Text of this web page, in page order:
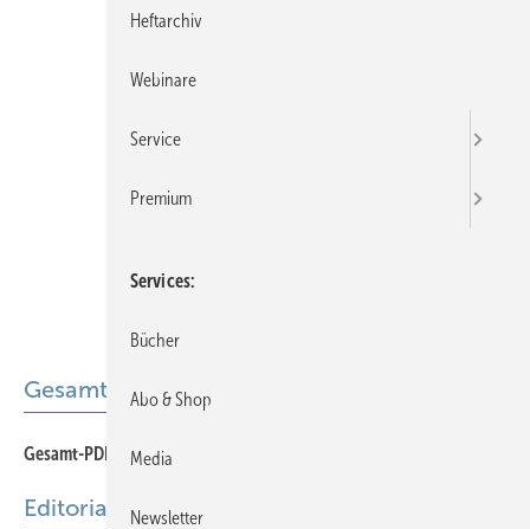
Gesamt-PDF der Ausgabe
Gesamt-PDF 05-2020
Editorial
Heftarchiv
Webinare
Service
Premium
Services
Bücher
Abo & Shop
Media
Newsletter